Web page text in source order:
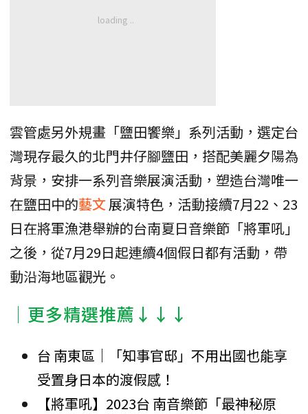
雲管處另外規畫「鹽田饗樂」系列活動，選定台
灣現存最久的北門井仔腳鹽田，搭配美麗夕陽為
背景，安排一系列音樂展演活動，塑造台灣唯一
在鹽田中的藝文展演特色，活動接續7月22、23
日在將軍漁港舉辦的台南夏日音樂節「將軍吼」
之後，從7月29日起連續4個假日都有活動，帶
動沿海地區觀光。
│更多精選推薦↓↓↓
台 南東區│「知事官邸」不用出國也能享
受置身日本的渡假感！
【將軍吼】2023台 南音樂節「最神秘原